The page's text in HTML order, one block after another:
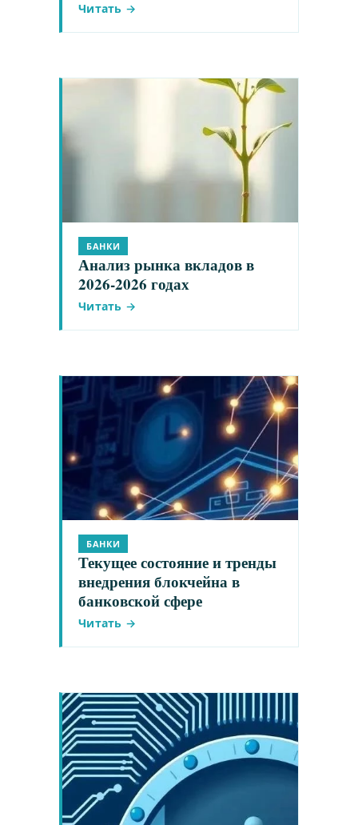
Читать →
БАНКИ
Анализ рынка вкладов в
2026-2026 годах
Читать →
БАНКИ
Текущее состояние и тренды
внедрения блокчейна в
банковской сфере
Читать →